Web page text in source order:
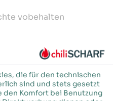
vobehalten
die für den technischen
sind und stets gesetzt
Komfort bei Benutzung